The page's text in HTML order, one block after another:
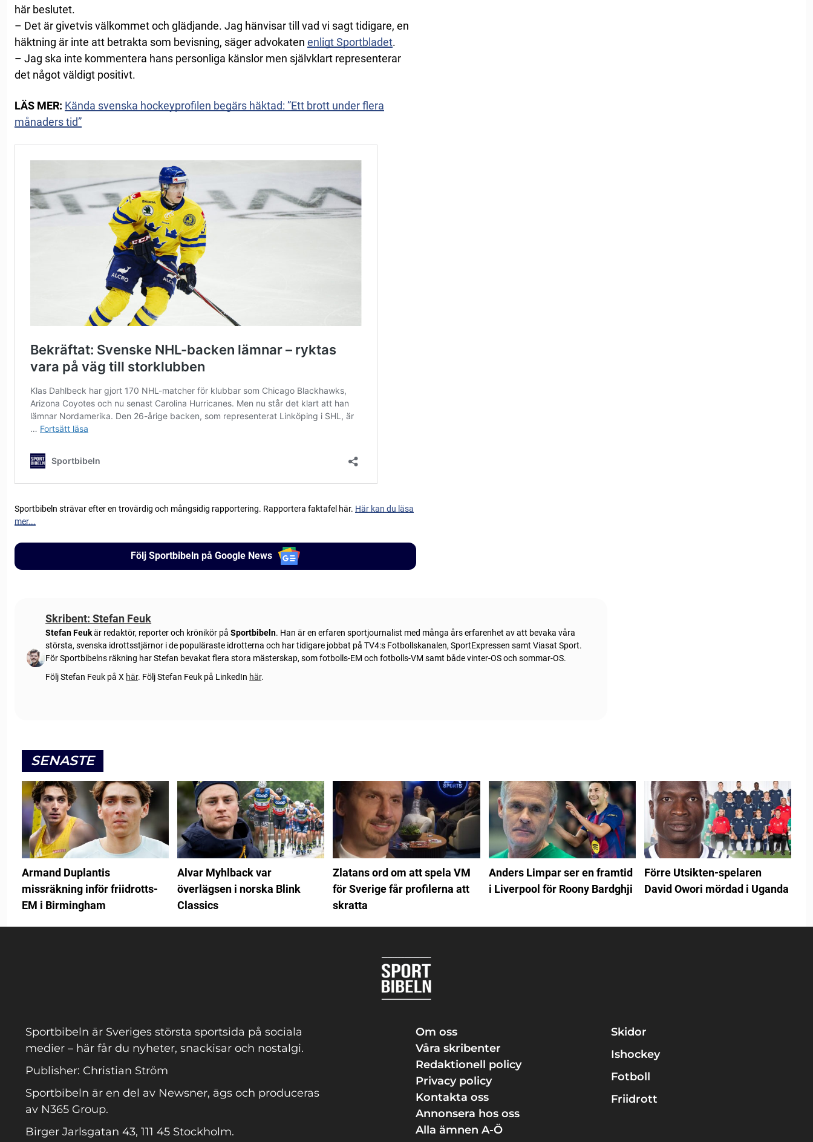
här beslutet.
– Det är givetvis välkommet och glädjande. Jag hänvisar till vad vi sagt tidigare, en
häktning är inte att betrakta som bevisning, säger advokaten enligt Sportbladet.
– Jag ska inte kommentera hans personliga känslor men självklart representerar
det något väldigt positivt.
LÄS MER: Kända svenska hockeyprofilen begärs häktad: ”Ett brott under flera
månaders tid”
Sportbibeln strävar efter en trovärdig och mångsidig rapportering. Rapportera faktafel här. Här kan du läsa
mer...
Följ Sportbibeln på Google News
Skribent: Stefan Feuk
Stefan Feukär redaktör, reporter och krönikör påSportbibeln. Han är en erfaren sportjournalist med många års erfarenhet av att bevaka våra
största, svenska idrottsstjärnor i de populäraste idrotterna och har tidigare jobbat på TV4:s Fotbollskanalen, SportExpressen samt Viasat Sport.
För Sportbibelns räkning har Stefan bevakat flera stora mästerskap, som fotbolls-EM och fotbolls-VM samt både vinter-OS och sommar-OS.
Följ Stefan Feuk på X här. Följ Stefan Feuk på LinkedIn här.
SENASTE
Armand Duplantis
missräkning inför friidrotts-
EM i Birmingham
Alvar Myhlback var
överlägsen i norska Blink
Classics
Zlatans ord om att spela VM
för Sverige får profilerna att
skratta
Anders Limpar ser en framtid
i Liverpool för Roony Bardghji
Förre Utsikten-spelaren
David Owori mördad i Uganda
Sportbibeln är Sveriges största sportsida på sociala
medier – här får du nyheter, snackisar och nostalgi.
Publisher: Christian Ström
Sportbibeln är en del av Newsner, ägs och produceras
av N365 Group.
Birger Jarlsgatan 43, 111 45 Stockholm.
Om oss
Våra skribenter
Redaktionell policy
Privacy policy
Kontakta oss
Annonsera hos oss
Alla ämnen A-Ö
Skidor
Ishockey
Fotboll
Friidrott